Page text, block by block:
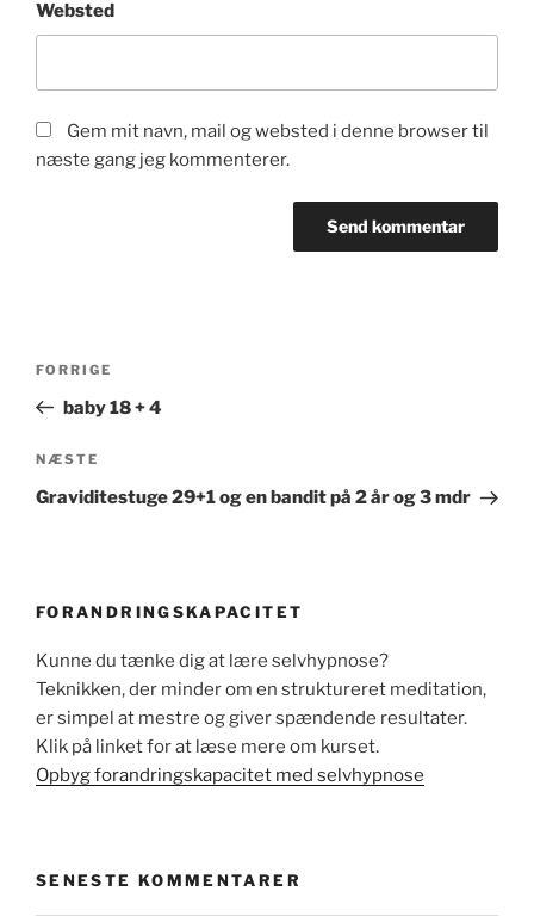
Websted
Gem mit navn, mail og websted i denne browser til
næste gang jeg kommenterer.
Forrige
indlæg
FORRIGE
baby 18 + 4
Næste
indlæg
NÆSTE
Graviditestuge 29+1 og en bandit på 2 år og 3 mdr
FORANDRINGSKAPACITET
Kunne du tænke dig at lære selvhypnose?
Teknikken, der minder om en struktureret meditation,
er simpel at mestre og giver spændende resultater.
Klik på linket for at læse mere om kurset.
Opbyg forandringskapacitet med selvhypnose
SENESTE KOMMENTARER